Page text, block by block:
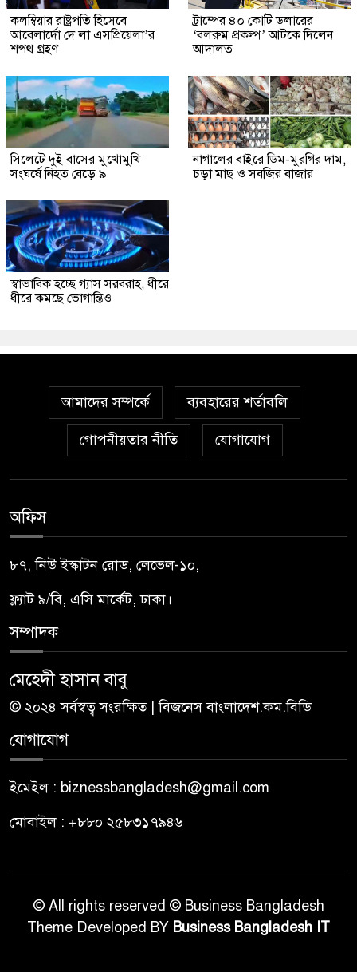
কলম্বিয়ার রাষ্ট্রপতি হিসেবে
আবেলার্দো দে লা এসপ্রিয়েলা’র
শপথ গ্রহণ
ট্রাম্পের ৪০ কোটি ডলারের
‘বলরুম প্রকল্প’ আটকে দিলেন
আদালত
সিলেটে দুই বাসের মুখোমুখি
সংঘর্ষে নিহত বেড়ে ৯
নাগালের বাইরে ডিম-মুরগির দাম,
চড়া মাছ ও সবজির বাজার
স্বাভাবিক হচ্ছে গ্যাস সরবরাহ, ধীরে
ধীরে কমছে ভোগান্তিও
আমাদের সম্পর্কে ব্যবহারের শর্তাবলি
গোপনীয়তার নীতি যোগাযোগ
অফিস
৮৭, নিউ ইস্কাটন রোড, লেভেল-১০,
ফ্ল্যাট ৯/বি, এসি মার্কেট, ঢাকা।
সম্পাদক
মেহেদী হাসান বাবু
© ২০২৪ সর্বস্বত্ব সংরক্ষিত | বিজনেস বাংলাদেশ.কম.বিডি
যোগাযোগ
ইমেইল : biznessbangladesh@gmail.com
মোবাইল : +৮৮০ ২৫৮৩১৭৯৪৬
© All rights reserved © Business Bangladesh
Theme Developed BY Business Bangladesh IT